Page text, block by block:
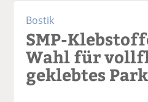
Bostik
SMP-
Wahl für
geklebtes